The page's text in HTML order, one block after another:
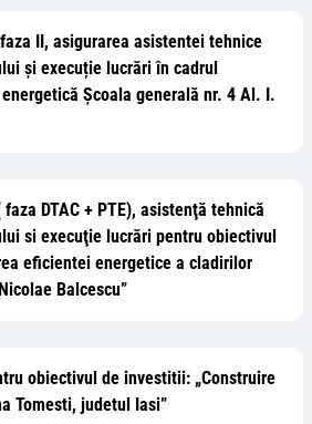
II, asigurarea asistentei tehnice
și execuție lucrări în cadrul
Școala generală nr. 4 Al. I.
DTAC + PTE), asistenţă tehnică
si execuţie lucrări pentru obiectivul
eficientei energetice a cladirilor
Balcescu”
obiectivul de investitii: „Construire
Tomesti, judetul Iasi”